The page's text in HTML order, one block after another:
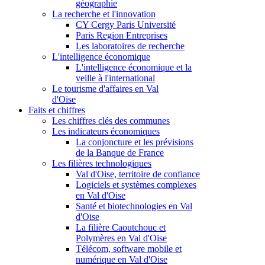
géographie
La recherche et l'innovation
CY Cergy Paris Université
Paris Region Entreprises
Les laboratoires de recherche
L'intelligence économique
L'intelligence économique et la
veille à l'international
Le tourisme d'affaires en Val
d'Oise
Faits et chiffres
Les chiffres clés des communes
Les indicateurs économiques
La conjoncture et les prévisions
de la Banque de France
Les filières technologiques
Val d'Oise, territoire de confiance
Logiciels et systèmes complexes
en Val d'Oise
Santé et biotechnologies en Val
d'Oise
La filière Caoutchouc et
Polymères en Val d'Oise
Télécom, software mobile et
numérique en Val d'Oise